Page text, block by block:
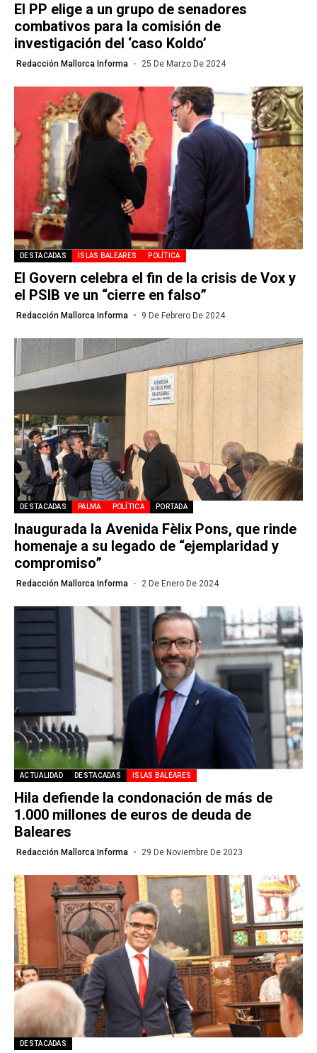
El PP elige a un grupo de senadores
combativos para la comisión de
investigación del ‘caso Koldo’
Redacción Mallorca Informa 25 De Marzo De 2024
DESTACADAS ISLAS BALEARES POLÍTICA
El Govern celebra el fin de la crisis de Vox y
el PSIB ve un “cierre en falso”
Redacción Mallorca Informa 9 De Febrero De 2024
DESTACADAS PALMA POLÍTICA PORTADA
Inaugurada la Avenida Fèlix Pons, que rinde
homenaje a su legado de “ejemplaridad y
compromiso”
Redacción Mallorca Informa 2 De Enero De 2024
ACTUALIDAD DESTACADAS ISLAS BALEARES
Hila defiende la condonación de más de
1.000 millones de euros de deuda de
Baleares
Redacción Mallorca Informa 29 De Noviembre De 2023
DESTACADAS